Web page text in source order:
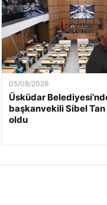
05/08/2026
Üsküdar
başkanvekili Sibel
oldu